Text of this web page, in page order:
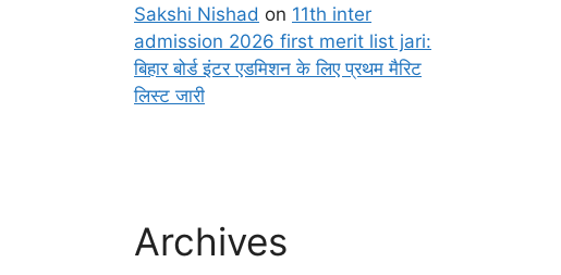
Sakshi Nishad on 11th inter
admission 2026 first merit list jari:
बिहार बोर्ड इंटर एडमिशन के लिए प्रथम मैरिट
लिस्ट जारी
Archives